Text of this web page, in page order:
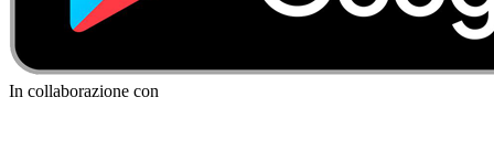
In collaborazione con